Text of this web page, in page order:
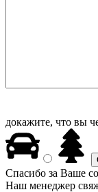
докажите, что вы
Спасибо за Ваше
Наш менеджер